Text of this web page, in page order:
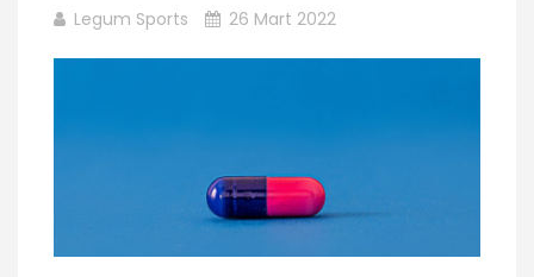
Legum Sports 26 Mart 2022